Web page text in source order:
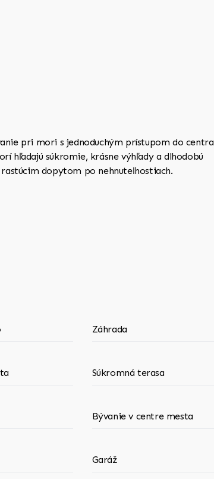
pri mori s jednoduchým prístupom do centra
hľadajú súkromie, krásne výhľady a dlhodobú
dopytom po nehnuteľnostiach.
Záhrada
Súkromná terasa
Bývanie v centre mesta
Garáž